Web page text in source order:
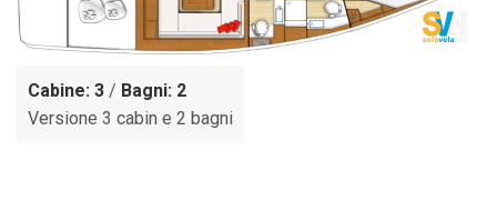
Cabine: 3 / Bagni: 2
Versione 3 cabin e 2 bagni